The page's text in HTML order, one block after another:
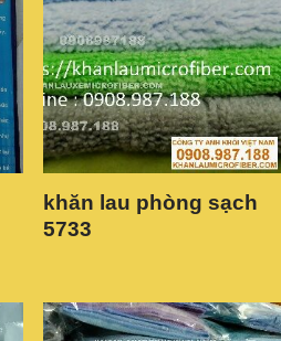
khăn lau phòng sạch
5733